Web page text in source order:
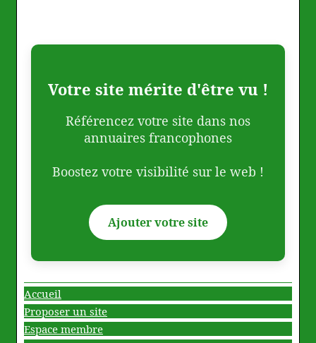
Votre site mérite d'être vu !
Référencez votre site dans nos
annuaires francophones
Boostez votre visibilité sur le web !
Ajouter votre site
Accueil
Proposer un site
Espace membre